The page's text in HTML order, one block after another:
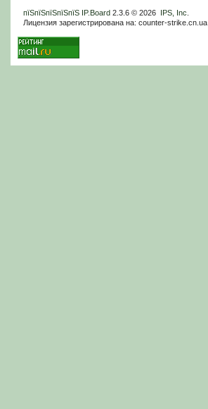
пїЅпїЅпїЅпїЅпїЅ IP.Board2.3.6 © 2026 IPS, Inc
Лицензия зарегистрирована на: counter-strike.cn.ua